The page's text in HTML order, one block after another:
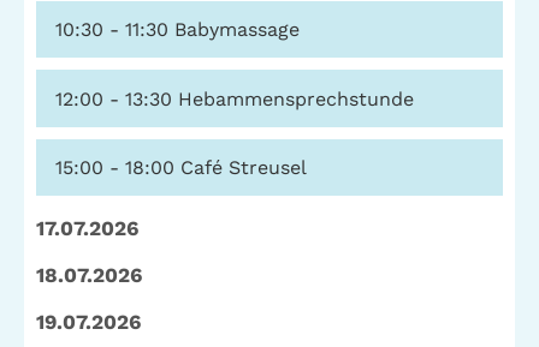
10:30 - 11:30 Babymassage
12:00 - 13:30 Hebammensprechstunde
15:00 - 18:00 Café Streusel
17.07.2026
18.07.2026
19.07.2026